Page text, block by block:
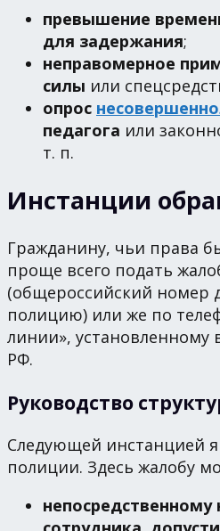
превышение
для задержания;
неправомерное
силы или
опрос
педагога или
т. п.
Инстанции
Гражданину, чьи права
проще всего подать
(общероссийский номер
полицию) или же по
линии», установленному
РФ.
Руководство
Следующей инстанцией
полиции. Здесь жалобу
непосредственному